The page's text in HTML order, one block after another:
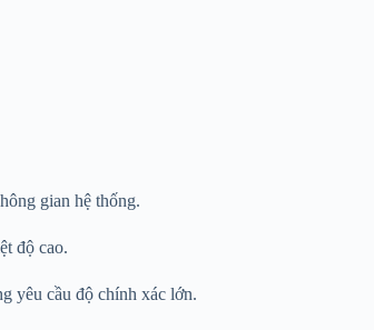
gian hệ thống.
độ cao.
yêu cầu độ chính xác lớn.